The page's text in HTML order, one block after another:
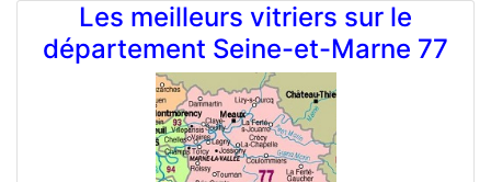
Les meilleurs vitriers sur le
département Seine-et-Marne 77